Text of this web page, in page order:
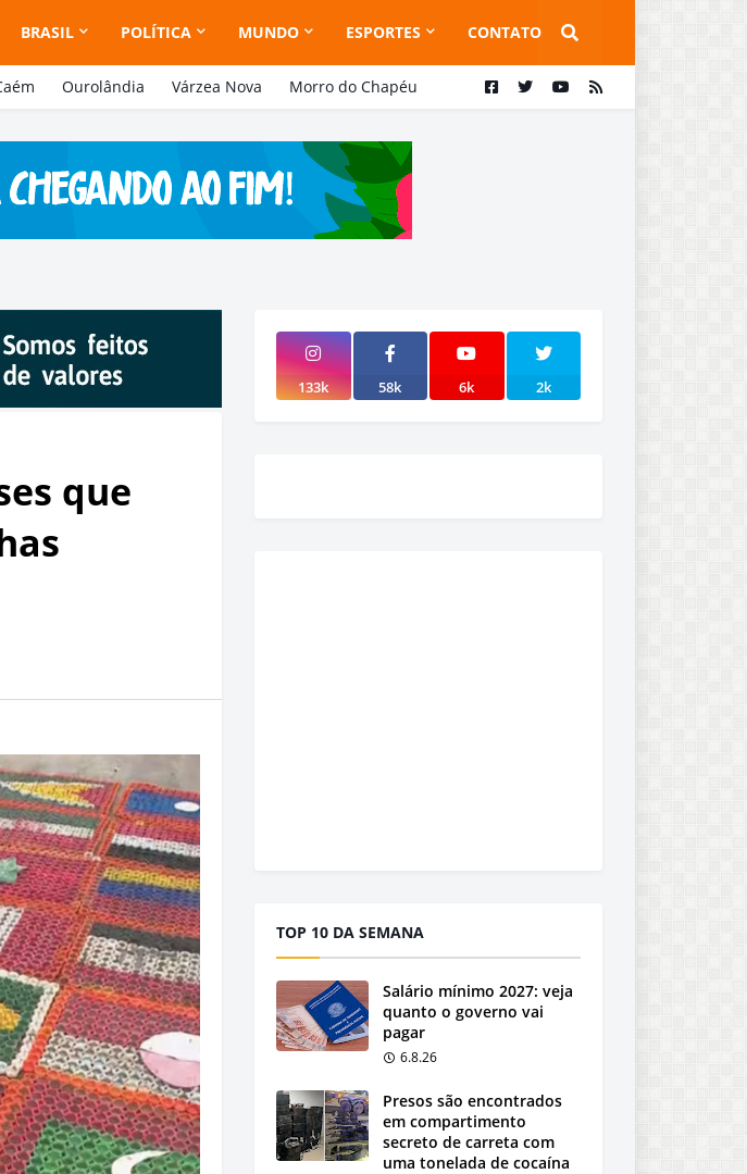
BRASIL POLÍTICA MUNDO ESPORTES CONTATO
Ourolândia Várzea Nova Morro do Chapéu
que
133k 58k 6k 2k
TOP 10 DA SEMANA
Salário mínimo 2027: veja
quanto o governo vai
pagar
6.8.26
Presos são encontrados
em compartimento
secreto de carreta com
uma tonelada de cocaína